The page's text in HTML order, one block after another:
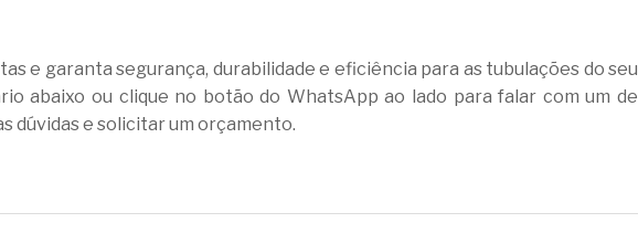
e garanta segurança, durabilidade e eficiência para as tubulações do seu
abaixo ou clique no botão do WhatsApp ao lado para falar com um de
dúvidas e solicitar um orçamento.